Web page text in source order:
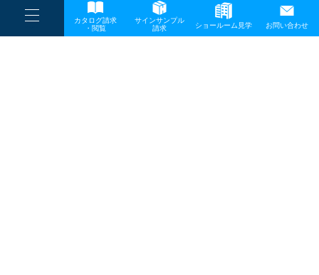
----
----
-
カタログ請求
・閲覧
サインサンプル
請求
ショールーム見学 お問い合わせ